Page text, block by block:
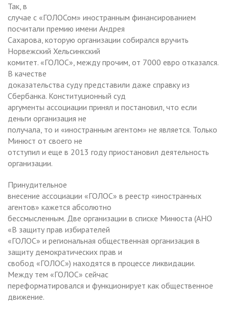
Так, в
случае с «ГОЛОСом» иностранным финансированием
посчитали премию имени Андрея
Сахарова, которую организации собирался вручить
Норвежский Хельсинкский
комитет. «ГОЛОС», между прочим, от 7000 евро отказался.
В качестве
доказательства суду представили даже справку из
Сбербанка. Конституционный суд
аргументы ассоциации принял и постановил, что если
деньги организация не
получала, то и «иностранным агентом» не является. Только
Минюст от своего не
отступил и еще в 2013 году приостановил деятельность
организации.
Принудительное
внесение ассоциации «ГОЛОС» в реестр «иностранных
агентов» кажется абсолютно
бессмысленным. Две организации в списке Минюста (АНО
«В защиту прав избирателей
«ГОЛОС» и региональная общественная организация в
защиту демократических прав и
свобод «ГОЛОС») находятся в процессе ликвидации.
Между тем «ГОЛОС» сейчас
переформатировался и функционирует как общественное
движение.